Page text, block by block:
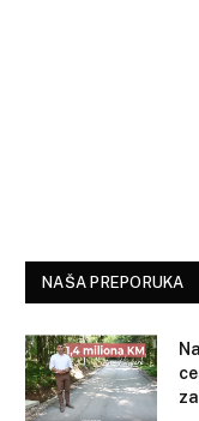
NAŠA PREPORUKA